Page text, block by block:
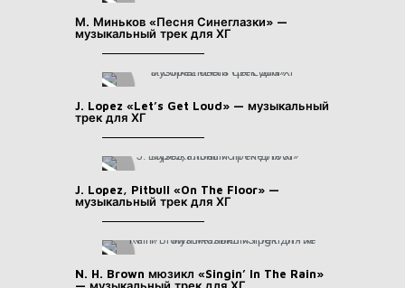
М. Миньков «Песня Синеглазки» —
музыкальный трек для ХГ
J. Lopez «Let’s Get Loud» — музыкальный
трек для ХГ
J. Lopez, Pitbull «On The Floor» —
музыкальный трек для ХГ
N. H. Brown мюзикл «Singin’ In The Rain»